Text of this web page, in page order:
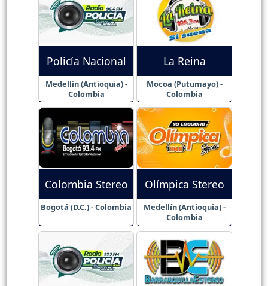
Policía Nacional
Medellín (Antioquia) -
Colombia
La Reina
Mocoa (Putumayo) -
Colombia
Colombia Stereo
Bogotá (D.C.) - Colombia
Olímpica Stereo
Medellín (Antioquia) -
Colombia